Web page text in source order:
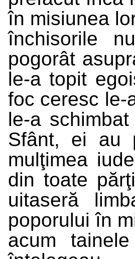
în misiunea
închisorile
pogorât
le-a topit
foc ceresc le-
le-a
Sfânt, ei au
mulţimea
din toate
uitaseră
poporului în
acum